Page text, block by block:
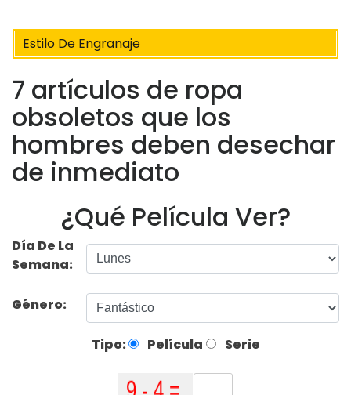
Estilo De Engranaje
7 artículos de ropa
obsoletos que los
hombres deben desechar
de inmediato
¿Qué Película Ver?
Día De La
Semana:
Género:
Tipo: Película Serie